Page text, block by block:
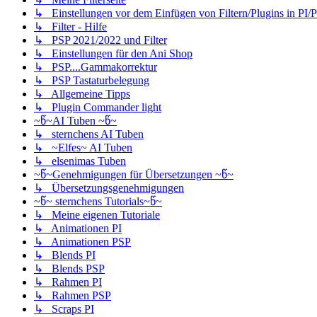
↳ Einstellungen vor dem Einfügen von Filtern/Plugins in PI/
↳ Filter - Hilfe
↳ PSP 2021/2022 und Filter
↳ Einstellungen für den Ani Shop
↳ PSP....Gammakorrektur
↳ PSP Tastaturbelegung
↳ Allgemeine Tipps
↳ Plugin Commander light
~წ~AI Tuben ~წ~
↳ sternchens AI Tuben
↳ ~Elfes~ AI Tuben
↳ elsenimas Tuben
~წ~Genehmigungen für Übersetzungen ~წ~
↳ Übersetzungsgenehmigungen
~წ~ sternchens Tutorials~წ~
↳ Meine eigenen Tutoriale
↳ Animationen PI
↳ Animationen PSP
↳ Blends PI
↳ Blends PSP
↳ Rahmen PI
↳ Rahmen PSP
↳ Scraps PI